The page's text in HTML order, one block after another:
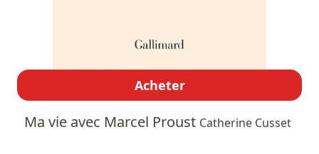
Acheter
Ma vie avec Marcel Proust Catherine Cusset